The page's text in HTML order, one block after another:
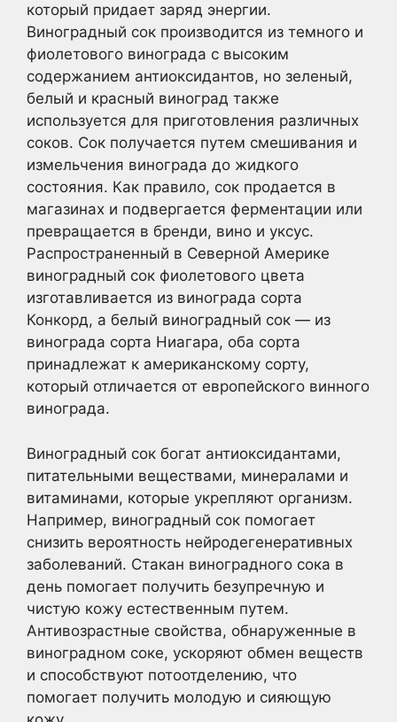
который придает заряд энергии.
Виноградный сок производится из темного и
фиолетового винограда с высоким
содержанием антиоксидантов, но зеленый,
белый и красный виноград также
используется для приготовления различных
соков. Сок получается путем смешивания и
измельчения винограда до жидкого
состояния. Как правило, сок продается в
магазинах и подвергается ферментации или
превращается в бренди, вино и уксус.
Распространенный в Северной Америке
виноградный сок фиолетового цвета
изготавливается из винограда сорта
Конкорд, а белый виноградный сок — из
винограда сорта Ниагара, оба сорта
принадлежат к американскому сорту,
который отличается от европейского винного
винограда.
Виноградный сок богат антиоксидантами,
питательными веществами, минералами и
витаминами, которые укрепляют организм.
Например, виноградный сок помогает
снизить вероятность нейродегенеративных
заболеваний. Стакан виноградного сока в
день помогает получить безупречную и
чистую кожу естественным путем.
Антивозрастные свойства, обнаруженные в
виноградном соке, ускоряют обмен веществ
и способствуют потоотделению, что
помогает получить молодую и сияющую